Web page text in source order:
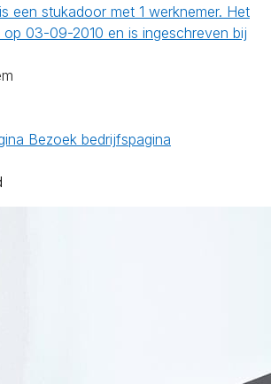
een stukadoor met 1 werknemer. Het
03-09-2010 en is ingeschreven bij
Bezoek bedrijfspagina